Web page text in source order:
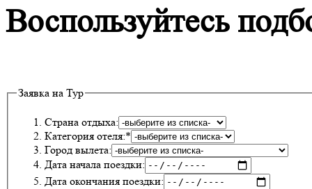
Воспользуйтесь
Заявка на Тур
Страна отдыха:
Категория отеля:*
Город вылета:
Дата начала поездки:
Дата окончания поездки: